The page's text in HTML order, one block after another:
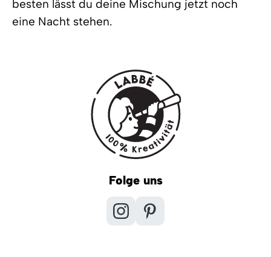
besten lässt du deine Mischung jetzt noch
eine Nacht stehen.
Folge uns